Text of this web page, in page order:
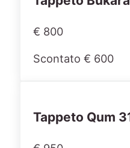
€ 800
Scontato € 600
Tappeto Qum